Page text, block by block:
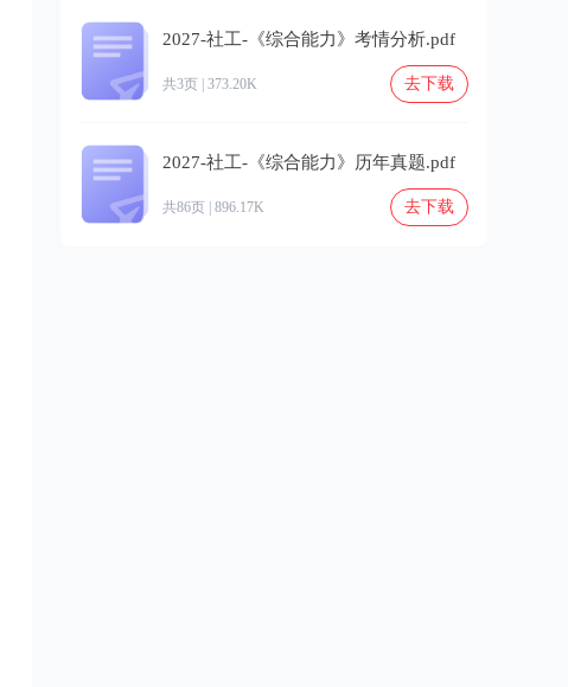
2027-社工-《综合能力》考情分析.pdf
共3页 | 373.20K 去下载
2027-社工-《综合能力》历年真题.pdf
共86页 | 896.17K 去下载